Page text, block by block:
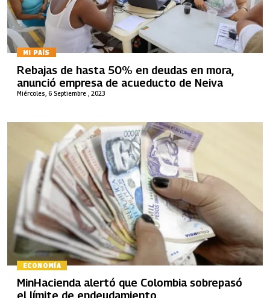
MI PAÍS
Miércoles, 6 Septiembre , 2023
Rebajas de hasta 50% en deudas en mora,
anunció empresa de acueducto de Neiva
ECONOMÍA
MinHacienda alertó que Colombia sobrepasó
el límite de endeudamiento